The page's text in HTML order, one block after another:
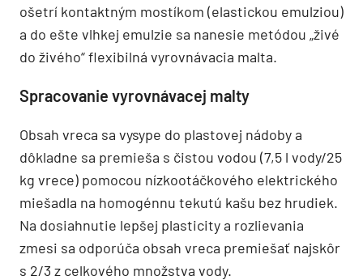
ošetrí kontaktným mostíkom (elastickou emulziou)
a do ešte vlhkej emulzie sa nanesie metódou „živé
do živého“ flexibilná vyrovnávacia malta.
Spracovanie vyrovnávacej malty
Obsah vreca sa vysype do plastovej nádoby a
dôkladne sa premieša s čistou vodou (7,5 l vody/25
kg vrece) pomocou nízkootáčkového elektrického
miešadla na homogénnu tekutú kašu bez hrudiek.
Na dosiahnutie lepšej plasticity a rozlievania
zmesi sa odporúča obsah vreca premiešať najskôr
s 2/3 z celkového množstva vody.